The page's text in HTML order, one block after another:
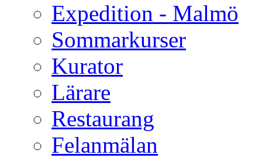
Expedition - Malmö
Sommarkurser
Kurator
Lärare
Restaurang
Felanmälan